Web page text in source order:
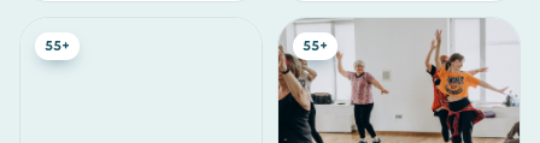
55+ 55+